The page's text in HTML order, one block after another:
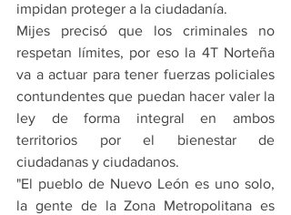
impidan proteger a la ciudadanía.
Mijes precisó que los criminales no
respetan límites, por eso la 4T Norteña
va a actuar para tener fuerzas policiales
contundentes que puedan hacer valer la
ley de forma integral en ambos
territorios por el bienestar de
ciudadanas y ciudadanos.
"El pueblo de Nuevo León es uno solo,
la gente de la Zona Metropolitana es